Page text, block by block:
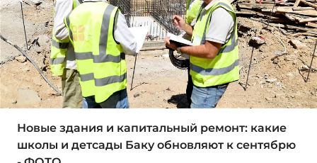
Новые здания и капитальный ремонт: какие
школы и детсады Баку обновляют к сентябрю